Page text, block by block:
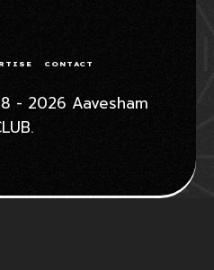
CONTACT
- 2026 Aavesham